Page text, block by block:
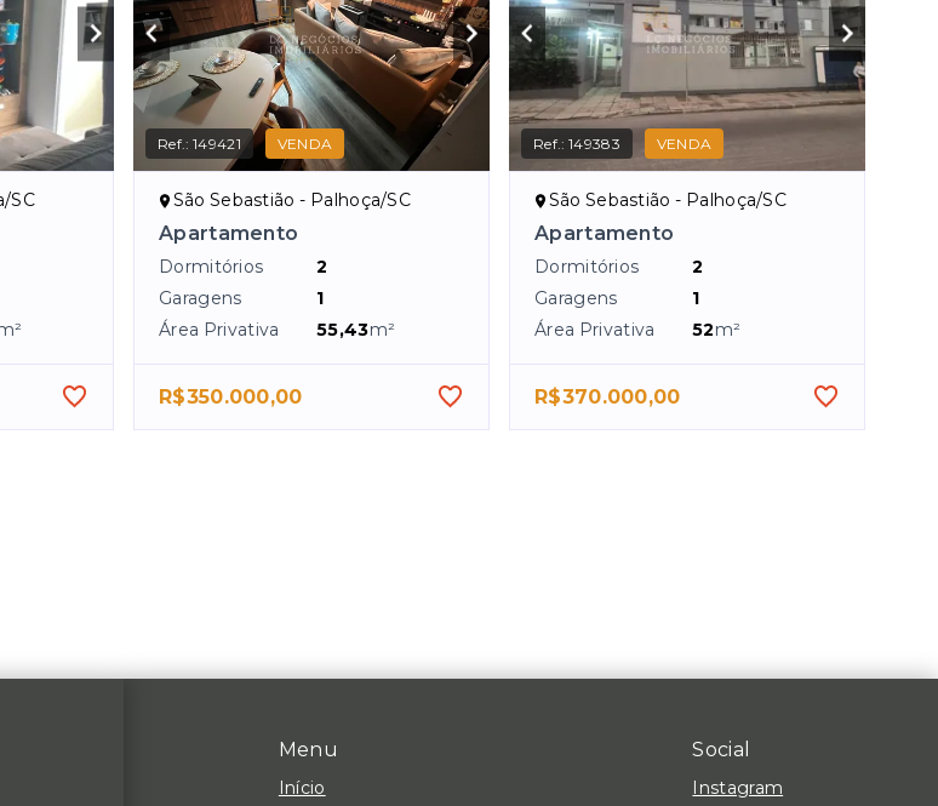
SC
Ref.:149421 VENDA
São Sebastião - Palhoça/SC
Apartamento
Dormitórios
2
Garagens
1
Área Privativa
55,43m²
R$350.000,00
Ref.:149383 VENDA
São Sebastião - Palhoça/SC
Apartamento
Dormitórios
2
Garagens
1
Área Privativa
52m²
R$370.000,00
Menu
Início
Social
Instagram